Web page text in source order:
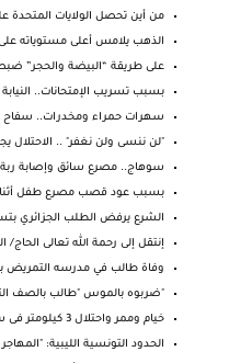
من أين تحصل الولايات المتحدة
الذهب يلامس أعلى مستوياته
على طريقة “البيضة والحجر”
بسبب تسريب الإمتحانات.. النيابة
سهرات حمراء ومخدرات.. سفاح
"لن ننسى ولن نغفر" .. الاحتلال
سوهاج.. مصرع سائق وإصابة ربة
بسبب عود قصب مصرع طفل
الشرع يرفض الطلب الجزائري
إنتقل إلى رحمة الله تعالى الحاج/
وفاة طالب في مدرسه التمريض
"ضربوه بالموس "طالب بالصف
خيام وممر واحتلال 3 كيلومتر فى سيناء، تفاصيل مخطط ...
الحدود التونسية الليبية: